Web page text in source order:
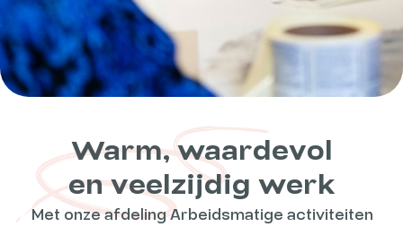
Warm, waardevol
en veelzijdig werk
Met onze afdeling Arbeidsmatige activiteiten